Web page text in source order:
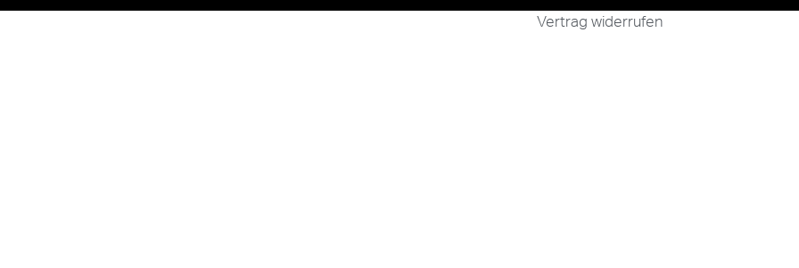
Vertrag widerrufen